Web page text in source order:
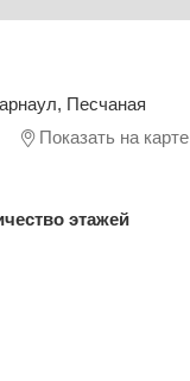
Песчаная
Показать на карте
этажей